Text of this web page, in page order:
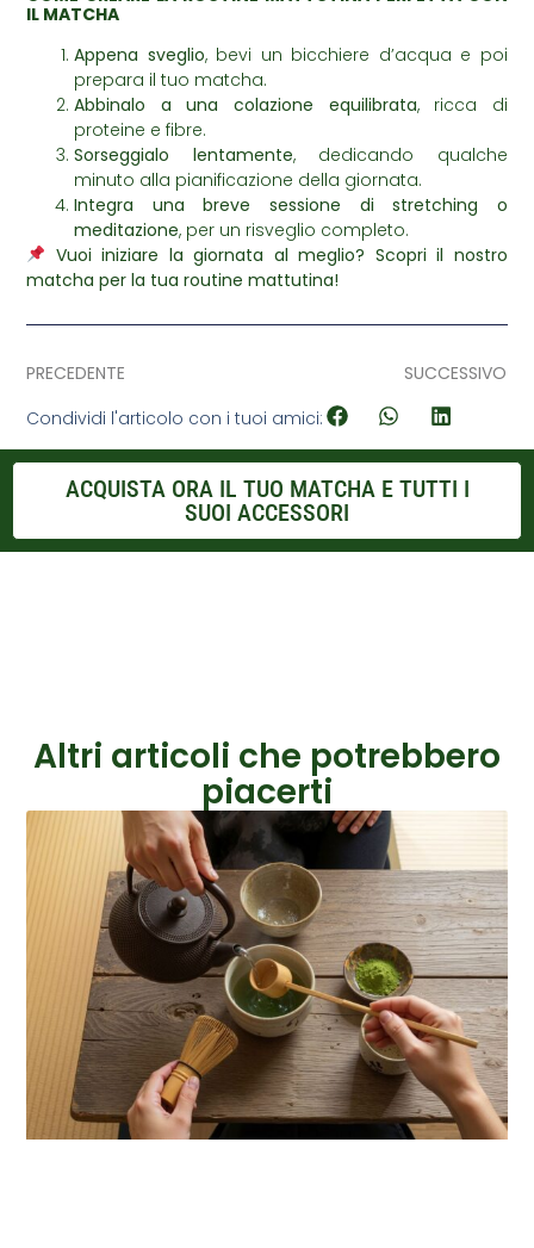
IL MATCHA
Appena sveglio, bevi un bicchiere d’acqua e poi
prepara il tuo matcha.
Abbinalo a una colazione equilibrata, ricca di
proteine e fibre.
Sorseggialo lentamente, dedicando qualche
minuto alla pianificazione della giornata.
Integra una breve sessione di stretching o
meditazione, per un risveglio completo.
Vuoi iniziare la giornata al meglio? Scopri il nostro
matcha per la tua routine mattutina!
PRECEDENTE
SUCCESSIVO
Condividi l'articolo con i tuoi amici:
ACQUISTA ORA IL TUO MATCHA E TUTTI I
SUOI ACCESSORI
Altri articoli che potrebbero
piacerti